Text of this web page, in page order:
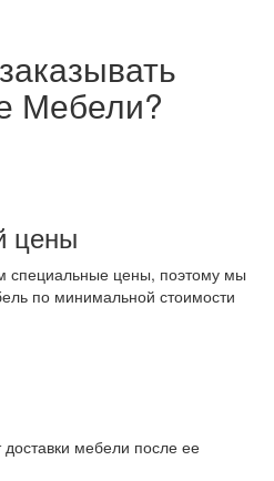
Мебели?
цены
специальные цены, поэтому мы
по минимальной стоимости
мебели после ее